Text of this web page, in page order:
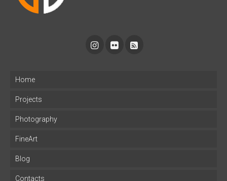
Home
Projects
Photography
FineArt
Blog
Contacts